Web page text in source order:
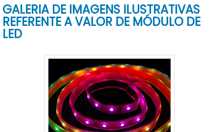
Deposição Física de Vapor em português),
que permite o aumento da aderência do
de alumínio de alta pureza ou prata pura.
INFORMAÇÕES ADICIONAIS SOBRE O
PRODUTOEsse tipo de.
GALERIA DE IMAGENS ILUSTRATIVAS
REFERENTE A VALOR DE MÓDULO DE
LED